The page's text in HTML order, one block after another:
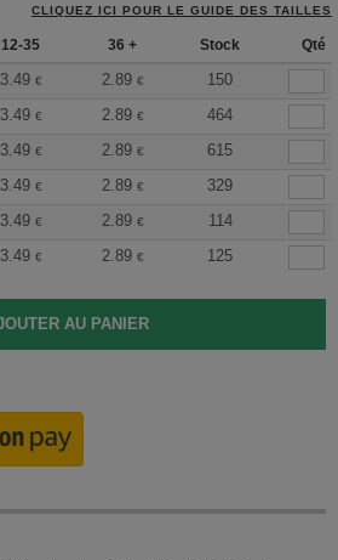
CLIQUEZ ICI POUR LE GUIDE DES TAILLES
12-35 36 + Stock Qté
3.49 € 2.89 €
150
3.49 € 2.89 €
464
3.49 € 2.89 €
615
3.49 € 2.89 €
329
3.49 € 2.89 €
114
3.49 € 2.89 € 125